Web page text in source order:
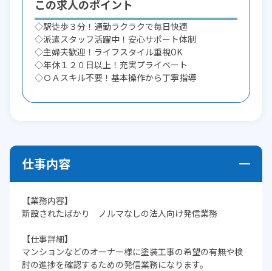
この求人のポイント
◇駅徒歩３分！通勤ラクラクで毎日快適
◇派遣スタッフ活躍中！安心サポート体制
◇主婦夫歓迎！ライフスタイル重視OK
◇年休１２０日以上！充実プライベート
◇ＯＡスキル不要！基本操作から丁寧指導
仕事内容
【業務内容】
新設されたばかり ノルマなしの法人向け発信業務
【仕事詳細】
マンションなどのオーナー様に塗装工事の希望の有無や検
討の進捗を確認するための発信業務になります。